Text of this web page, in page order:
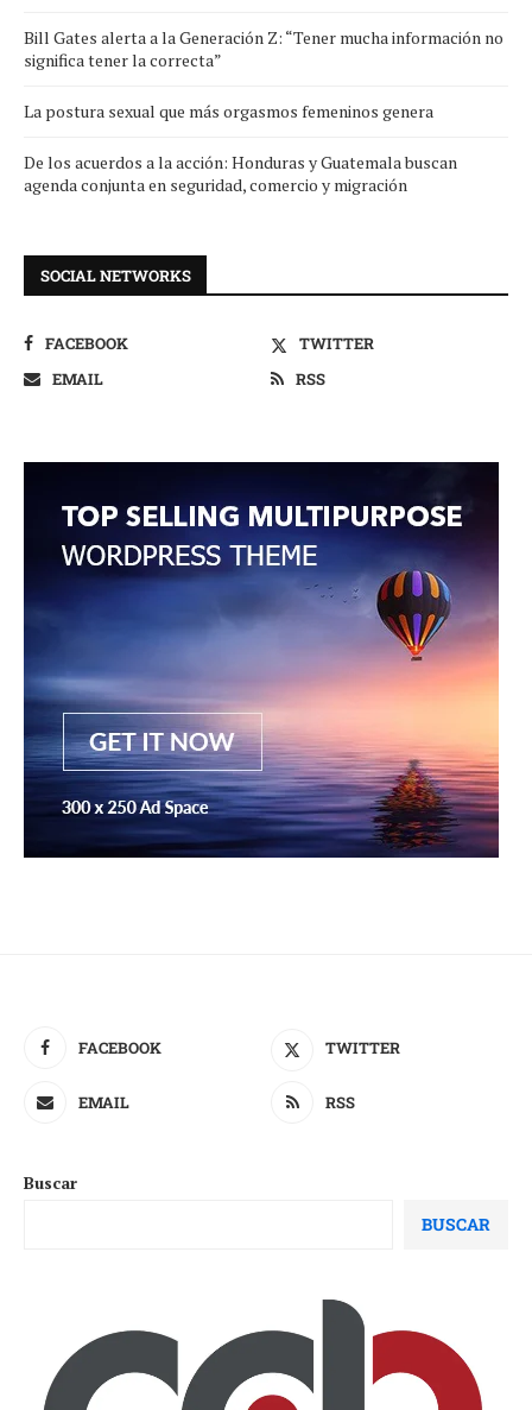
Bill Gates alerta a la Generación Z: “Tener mucha información no
significa tener la correcta”
La postura sexual que más orgasmos femeninos genera
De los acuerdos a la acción: Honduras y Guatemala buscan
agenda conjunta en seguridad, comercio y migración
SOCIAL NETWORKS
FACEBOOK
TWITTER
EMAIL
RSS
FACEBOOK TWITTER
EMAIL RSS
Buscar
BUSCAR